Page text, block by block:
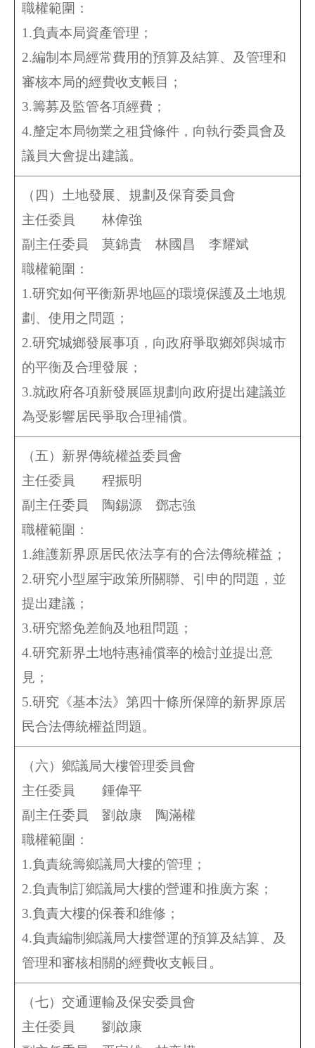
職權範圍：
1.負責本局資產管理；
2.編制本局經常費用的預算及結算、及管理和
審核本局的經費收支帳目；
3.籌募及監管各項經費；
4.釐定本局物業之租貸條件，向執行委員會及
議員大會提出建議。
（四）土地發展、規劃及保育委員會
主任委員 林偉強
副主任委員 莫錦貴 林國昌 李耀斌
職權範圍：
1.研究如何平衡新界地區的環境保護及土地規
劃、使用之問題；
2.研究城鄉發展事項，向政府爭取鄉郊與城市
的平衡及合理發展；
3.就政府各項新發展區規劃向政府提出建議並
為受影響居民爭取合理補償。
（五）新界傳統權益委員會
主任委員 程振明
副主任委員 陶錫源 鄧志強
職權範圍：
1.維護新界原居民依法享有的合法傳統權益；
2.研究小型屋宇政策所關聯、引申的問題，並
提出建議；
3.研究豁免差餉及地租問題；
4.研究新界土地特惠補償率的檢討並提出意
見；
5.研究《基本法》第四十條所保障的新界原居
民合法傳統權益問題。
（六）鄉議局大樓管理委員會
主任委員 鍾偉平
副主任委員 劉啟康 陶滿權
職權範圍：
1.負責統籌鄉議局大樓的管理；
2.負責制訂鄉議局大樓的營運和推廣方案；
3.負責大樓的保養和維修；
4.負責編制鄉議局大樓營運的預算及結算、及
管理和審核相關的經費收支帳目。
（七）交通運輸及保安委員會
主任委員 劉啟康